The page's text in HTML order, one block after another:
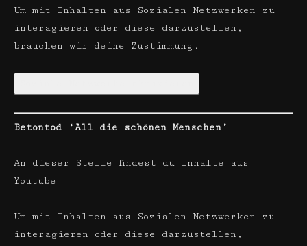
Um mit Inhalten aus Sozialen Netzwerken zu
interagieren oder diese darzustellen,
brauchen wir deine Zustimmung.
Betontod ‘All die schönen Menschen’
An dieser Stelle findest du Inhalte aus
Youtube
Um mit Inhalten aus Sozialen Netzwerken zu
interagieren oder diese darzustellen,